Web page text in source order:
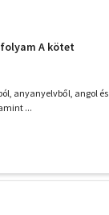
A kötet
anyanyelvből, angol
...